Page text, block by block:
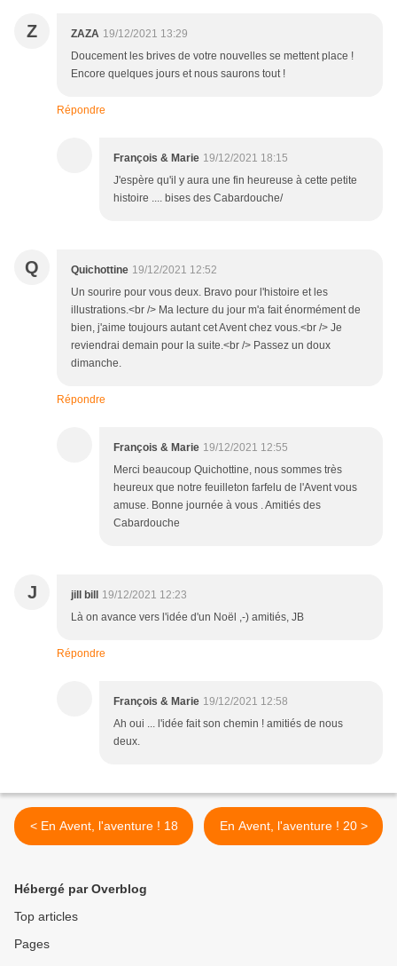
Z ZAZA 19/12/2021 13:29
Doucement les brives de votre nouvelles se mettent place !
Encore quelques jours et nous saurons tout !
Répondre
François & Marie 19/12/2021 18:15
J'espère qu'il y aura une fin heureuse à cette petite
histoire .... bises des Cabardouche/
Q Quichottine 19/12/2021 12:52
Un sourire pour vous deux. Bravo pour l'histoire et les
illustrations.<br /> Ma lecture du jour m'a fait énormément de
bien, j'aime toujours autant cet Avent chez vous.<br /> Je
reviendrai demain pour la suite.<br /> Passez un doux
dimanche.
Répondre
François & Marie 19/12/2021 12:55
Merci beaucoup Quichottine, nous sommes très
heureux que notre feuilleton farfelu de l'Avent vous
amuse. Bonne journée à vous . Amitiés des
Cabardouche
J jill bill
19/12/2021 12:23
Là on avance vers l'idée d'un Noël ,-) amitiés, JB
Répondre
François & Marie 19/12/2021 12:58
Ah oui ... l'idée fait son chemin ! amitiés de nous
deux.
< En Avent, l'aventure ! 18 En Avent, l'aventure ! 20 >
Hébergé par Overblog
Top articles
Pages